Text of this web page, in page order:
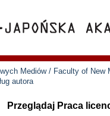
Mediów / Faculty of New
autora
Przeglądaj Praca